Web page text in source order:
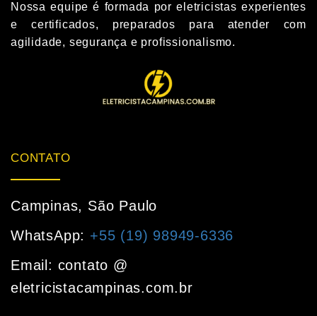
Nossa equipe é formada por eletricistas experientes
e certificados, preparados para atender com
agilidade, segurança e profissionalismo.
CONTATO
Campinas, São Paulo
WhatsApp: +55 (19) 98949-6336
Email: contato @
eletricistacampinas.com.br